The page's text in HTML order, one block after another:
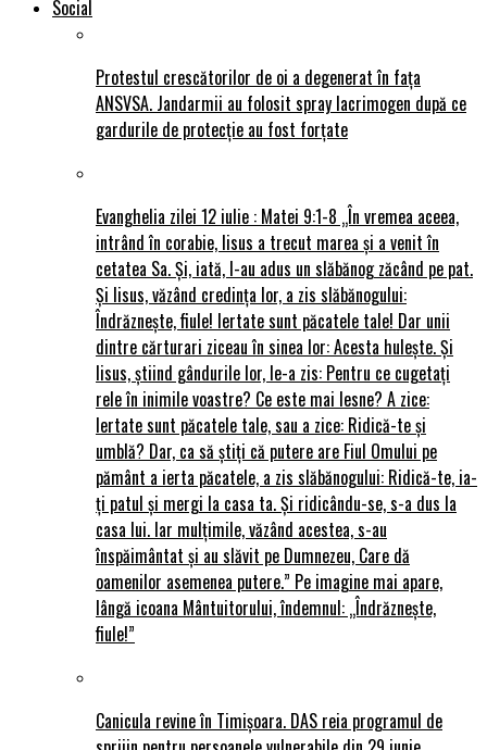
Social
Protestul crescătorilor de oi a degenerat în fața
ANSVSA. Jandarmii au folosit spray lacrimogen după ce
gardurile de protecție au fost forțate
Evanghelia zilei 12 iulie : Matei 9:1-8 „În vremea aceea,
intrând în corabie, Iisus a trecut marea și a venit în
cetatea Sa. Și, iată, I-au adus un slăbănog zăcând pe pat.
Și Iisus, văzând credința lor, a zis slăbănogului:
Îndrăznește, fiule! Iertate sunt păcatele tale! Dar unii
dintre cărturari ziceau în sinea lor: Acesta hulește. Și
Iisus, știind gândurile lor, le-a zis: Pentru ce cugetați
rele în inimile voastre? Ce este mai lesne? A zice:
Iertate sunt păcatele tale, sau a zice: Ridică-te și
umblă? Dar, ca să știți că putere are Fiul Omului pe
pământ a ierta păcatele, a zis slăbănogului: Ridică-te, ia-
ți patul și mergi la casa ta. Și ridicându-se, s-a dus la
casa lui. Iar mulțimile, văzând acestea, s-au
înspăimântat și au slăvit pe Dumnezeu, Care dă
oamenilor asemenea putere.” Pe imagine mai apare,
lângă icoana Mântuitorului, îndemnul: „Îndrăznește,
fiule!”
Canicula revine în Timișoara. DAS reia programul de